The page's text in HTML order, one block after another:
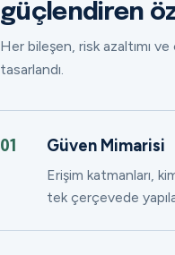
güçlendiren
Her bileşen, risk azaltımı
tasarlandı.
01 Güven Mimarisi
Erişim katmanları,
tek çerçevede